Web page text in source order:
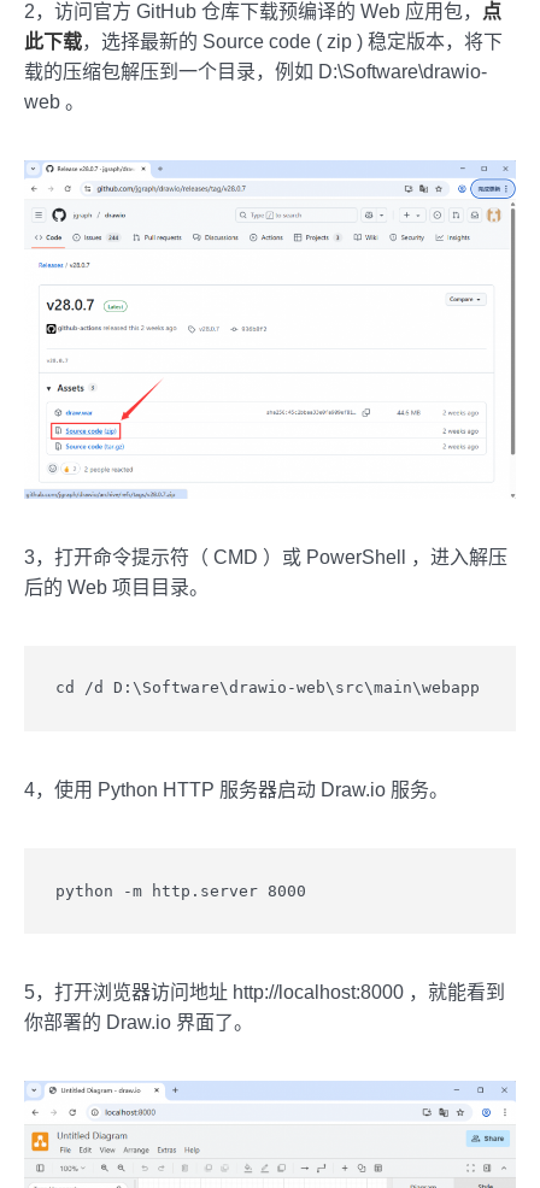
2，访问官方 GitHub 仓库下载预编译的 Web 应用包，
点
此下载，选择最新的 Source code ( zip ) 稳定版本，将下
载的压缩包解压到一个目录，例如 D:\Software\drawio-
web 。
3，打开命令提示符（ CMD ）或 PowerShell ，进入解压
后的 Web 项目目录。
cd /d D:\Software\drawio-web\src\main\webapp
4，使用 Python HTTP 服务器启动 Draw.io 服务。
python -m http.server 8000
5，打开浏览器访问地址 http://localhost:8000 ，就能看到
你部署的 Draw.io 界面了。